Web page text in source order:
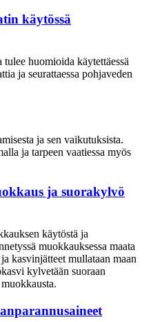
käytössä
huomioida käytettäessä
ja seurattaessa pohjaveden
ja sen vaikutuksista.
ja tarpeen vaatiessa myös
ja suorakylvö
käytöstä ja
muokkauksessa maata
kasvinjätteet mullataan maan
kylvetään suoraan